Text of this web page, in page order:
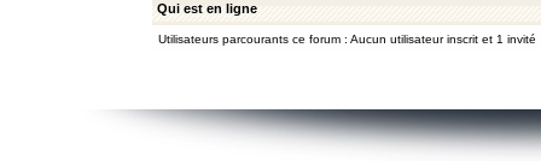
Qui est en ligne
Utilisateurs parcourants ce forum : Aucun utilisateur inscrit et 1 invité